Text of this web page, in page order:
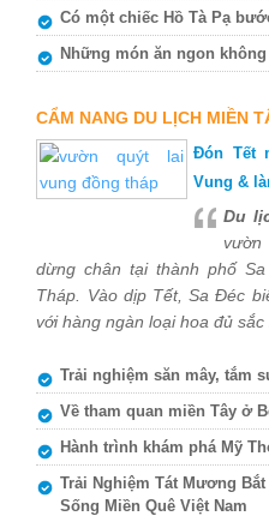
Có một chiếc Hồ Tà Pạ
Những món ăn ngon
CẨM NANG DU LỊCH MIỀN
Đón Tết
Vung &
Du
vườn
dừng chân tại thành phố
Tháp. Vào dịp Tết, Sa Đéc
với hàng ngàn loại hoa đủ
Trải nghiệm săn mây, tắm
Về tham quan miền Tây ở
Hành trình khám phá Mỹ
Trải Nghiệm Tát Mương
Sống Miền Quê Việt Nam